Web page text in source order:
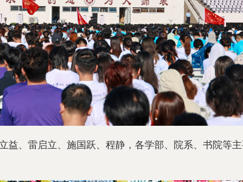
、雷启立、施国跃、程静，各学部、院系、书院等